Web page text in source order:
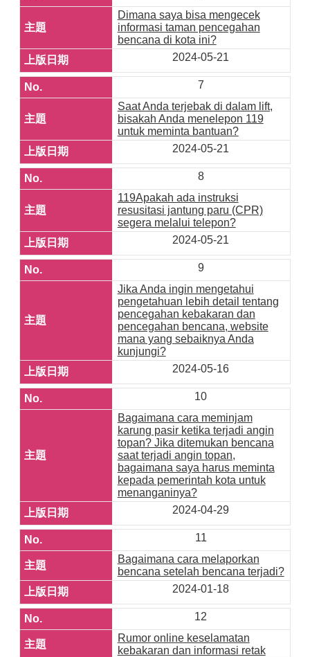
Dimana saya bisa mengecek
informasi taman pencegahan
bencana di kota ini?
2024-05-21
7
Saat Anda terjebak di dalam lift,
bisakah Anda menelepon 119
untuk meminta bantuan?
2024-05-21
8
119Apakah ada instruksi
resusitasi jantung paru (CPR)
segera melalui telepon?
2024-05-21
9
Jika Anda ingin mengetahui
pengetahuan lebih detail tentang
pencegahan kebakaran dan
pencegahan bencana, website
mana yang sebaiknya Anda
kunjungi?
2024-05-16
10
Bagaimana cara meminjam
karung pasir ketika terjadi angin
topan? Jika ditemukan bencana
saat terjadi angin topan,
bagaimana saya harus meminta
kepada pemerintah kota untuk
menanganinya?
2024-04-29
11
Bagaimana cara melaporkan
bencana setelah bencana terjadi?
2024-01-18
12
Rumor online keselamatan
kebakaran dan informasi retak